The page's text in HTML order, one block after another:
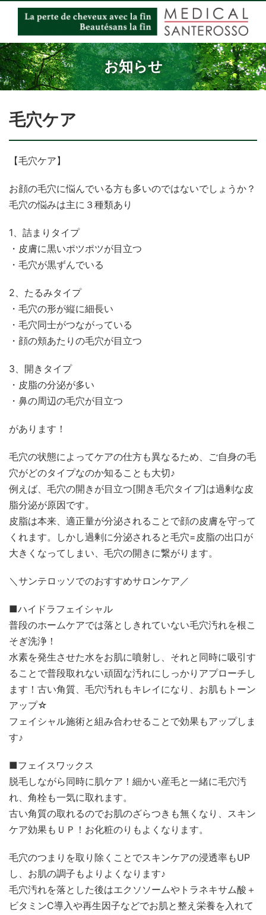
お知らせ
毛穴ケア
【毛穴ケア】
お顔の毛穴に悩んでいる方も多いのではないでしょうか？
毛穴の悩みは主に３種類あり
1、詰まりタイプ
・皮膚に黒いポツポツが目立つ
・毛穴が黒ずんでいる
2、たるみタイプ
・毛穴の形が縦に細長い
・毛穴同士がつながっている
・顔の頬あたりの毛穴が目立つ
3、開きタイプ
・皮脂の分泌が多い
・鼻の周辺の毛穴が目立つ
があります！
毛穴の状態によってケアの仕方も異なるため、ご自身の毛
穴がどのタイプなのか知ることも大切♪
例えば、毛穴の開きが目立つ[開き毛穴タイプ]は過剰な皮
脂分泌が原因です。
皮脂は本来、適正量が分泌されることで顔の皮膚を守って
くれます。しかし過剰に分泌されると毛穴=皮脂の出口が
大きくなってしまい、毛穴の開きに繋がります。
＼サンテロッソでのおすすめサロンケア／
■ハイドラフェイシャル
普段のホームケアでは落としきれていない毛穴汚れを根こ
そぎ洗浄！
水素を発生させた水をお肌に噴射し、それと同時に吸引す
ることで普段取れない頑固な汚れにしっかりアプローチし
ます！古い角質、毛穴汚れもキレイになり、お肌もトーン
アップ☆
フェイシャル施術と組み合わせることで効果もアップしま
す♪
■フェイスワックス
脱毛しながら同時に肌ケア！細かい産毛と一緒に毛穴汚
れ、角栓も一気に取れます。
古い角質の取れるのでお肌のざらつきも無くなり、スキン
ケア効果もＵＰ！お化粧のりもよくなります。
毛穴のつまりを取り除くことでスキンケアの浸透率もUP
し、お肌の調子もよりよくなります♪
毛穴汚れを落とした後はエクソソームやトラネキサム酸＋
ビタミンC導入や再生因子などでお肌と整え栄養を入れて